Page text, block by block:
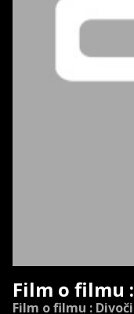
Film o filmu
Film o filmu :